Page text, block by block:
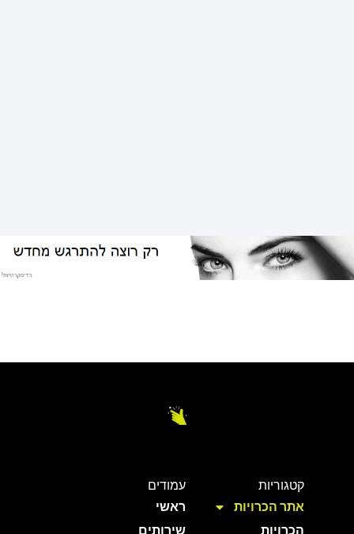
קטגוריות
אתר הכרויות
הכרויות
עמודים
ראשי
שירותים